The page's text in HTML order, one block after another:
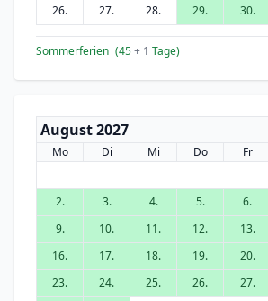
26.
27. 28. 29. 30.
Sommerferien (45+ 1 Tage)
August 2027
Mo Di Mi Do Fr
2.
3. 4. 5. 6.
9.
10. 11. 12. 13.
16.
17. 18. 19. 20.
23.
24. 25. 26. 27.